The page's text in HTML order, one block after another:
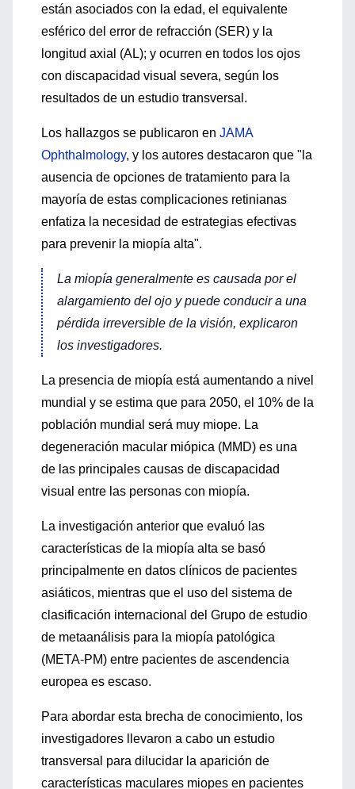
están asociados con la edad, el equivalente
esférico del error de refracción (SER) y la
longitud axial (AL); y ocurren en todos los ojos
con discapacidad visual severa, según los
resultados de un estudio transversal.
Los hallazgos se publicaron en JAMA
Ophthalmology, y los autores destacaron que "la
ausencia de opciones de tratamiento para la
mayoría de estas complicaciones retinianas
enfatiza la necesidad de estrategias efectivas
para prevenir la miopía alta".
La miopía generalmente es causada por el
alargamiento del ojo y puede conducir a una
pérdida irreversible de la visión, explicaron
los investigadores.
La presencia de miopía está aumentando a nivel
mundial y se estima que para 2050, el 10% de la
población mundial será muy miope. La
degeneración macular miópica (MMD) es una
de las principales causas de discapacidad
visual entre las personas con miopía.
La investigación anterior que evaluó las
características de la miopía alta se basó
principalmente en datos clínicos de pacientes
asiáticos, mientras que el uso del sistema de
clasificación internacional del Grupo de estudio
de metaanálisis para la miopía patológica
(META-PM) entre pacientes de ascendencia
europea es escaso.
Para abordar esta brecha de conocimiento, los
investigadores llevaron a cabo un estudio
transversal para dilucidar la aparición de
características maculares miopes en pacientes